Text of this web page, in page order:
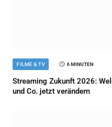
FILME & TV 6 MINUTEN
Streaming Zukunft 2026:
und Co. jetzt verändern